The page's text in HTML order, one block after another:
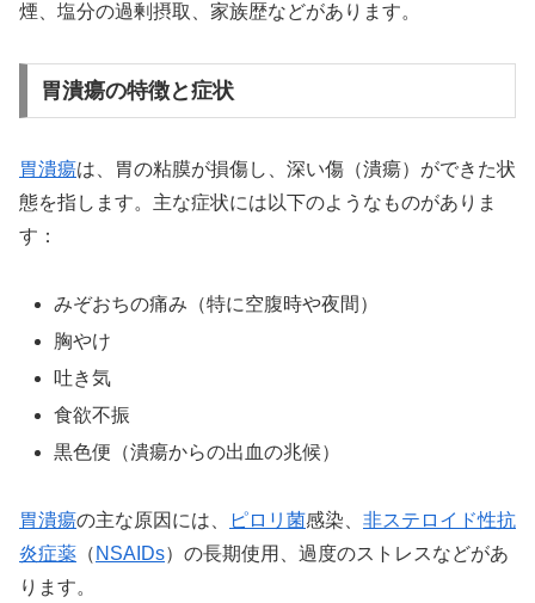
煙、塩分の過剰摂取、家族歴などがあります。
胃潰瘍の特徴と症状
胃潰瘍は、胃の粘膜が損傷し、深い傷（潰瘍）ができた状
態を指します。主な症状には以下のようなものがありま
す：
みぞおちの痛み（特に空腹時や夜間）
胸やけ
吐き気
食欲不振
黒色便（潰瘍からの出血の兆候）
胃潰瘍の主な原因には、 ピロリ菌感染、 非ステロイド性抗
炎症薬 （ NSAIDs）の長期使用、過度のストレスなどがあ
ります。